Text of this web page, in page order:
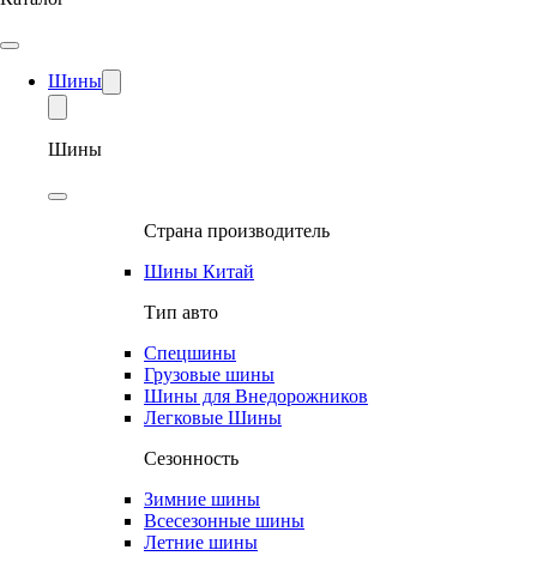
Шины
Шины
Страна производитель
Шины Китай
Тип авто
Спецшины
Грузовые шины
Шины для Внедорожников
Легковые Шины
Сезонность
Зимние шины
Всесезонные шины
Летние шины